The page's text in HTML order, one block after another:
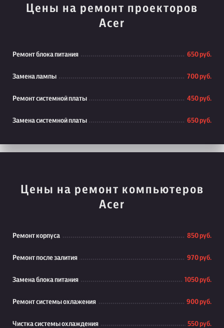
Цены на ремонт проекторов
Acer
Ремонт блока питания 650 руб.
Замена лампы 700 руб.
Ремонт системной платы 450 руб.
Замена системной платы 650 руб.
Цены на ремонт компьютеров
Acer
Ремонт корпуса 850 руб.
Ремонт после залития 970 руб.
Замена блока питания 1050 руб.
Ремонт системы охлажения 900 руб.
Чистка системы охлаждения 550 руб.